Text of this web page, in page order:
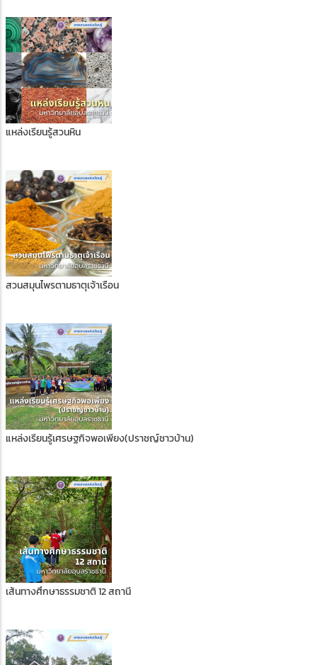
แหล่งเรียนรู้สวนหิน
สวนสมุนไพรตามธาตุเจ้าเรือน
แหล่งเรียนรู้เศรษฐกิจพอเพียง(ปราชญ์ชาวบ้าน)
เส้นทางศึกษาธรรมชาติ 12 สถานี